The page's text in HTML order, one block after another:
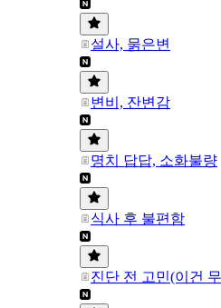
설사, 묽은변
변비, 잔변감
명치 답답, 소화불량
식사 후 불편함
진단 전 고민(이건